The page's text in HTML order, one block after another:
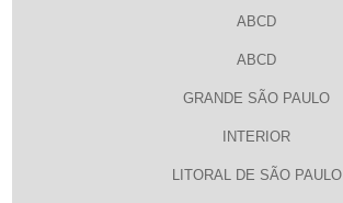
ABCD
ABCD
GRANDE SÃO PAULO
INTERIOR
LITORAL DE SÃO PAULO